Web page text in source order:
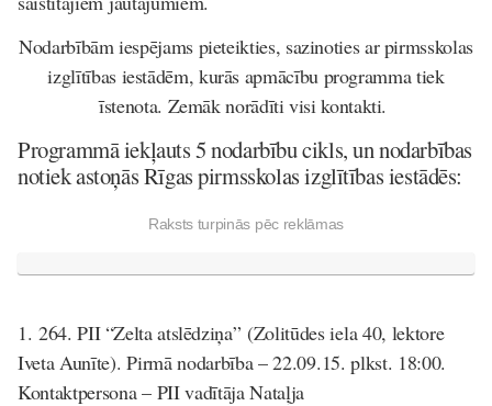
Nodarbībām iespējams pieteikties, sazinoties ar pirmsskolas
izglītības iestādēm, kurās apmācību programma tiek
īstenota. Zemāk norādīti visi kontakti.
Programmā iekļauts 5 nodarbību cikls, un nodarbības
notiek astoņās Rīgas pirmsskolas izglītības iestādēs:
Raksts turpinās pēc reklāmas
1.264. PII “Zelta atslēdziņa”(Zolitūdes iela 40, lektore
Iveta Aunīte). Pirmā nodarbība – 22.09.15. plkst. 18:00.
Kontaktpersona – PII vadītāja Nataļja